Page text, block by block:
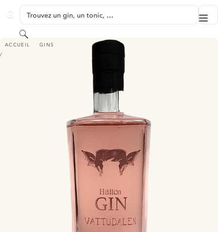
GINVENTORY
Trouvez un gin, un tonic, …
Rechercher
ACCUEIL GINS
VATTUDALEN HALLON GIN